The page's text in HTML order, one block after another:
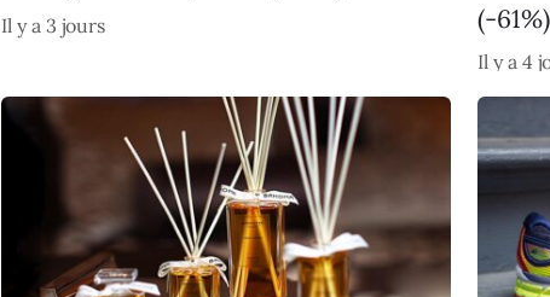
Il y a 3 jours
(-61%)
Il y a 4